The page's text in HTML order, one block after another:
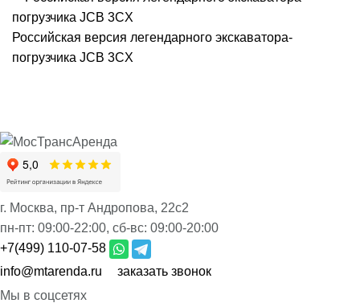
Российская версия легендарного экскаватора-
погрузчика JCB 3CX
г. Москва, пр-т Андропова, 22с2
пн-пт: 09:00-22:00, сб-вс: 09:00-20:00
+7(499) 110-07-58
info@mtarenda.ru
заказать звонок
Мы в соцсетях